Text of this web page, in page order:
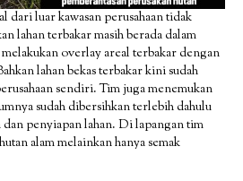
dari luar kawasan perusahaan tidak
lahan terbakar masih berada dalam
melakukan overlay areal terbakar dengan
lahan bekas terbakar kini sudah
sendiri. Tim juga menemukan
sudah dibersihkan terlebih dahulu
penyiapan lahan. Di lapangan tim
alam melainkan hanya semak